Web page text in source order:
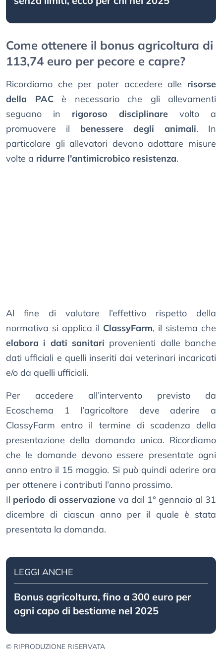
Come ottenere il bonus agricoltura di
113,74 euro per pecore e capre?
Ricordiamo che per poter accedere alle risorse
della PACè necessario che gli allevamenti
seguano in rigoroso disciplinare volto a
promuovere il benessere degli animali. In
particolare gli allevatori devono adottare misure
volte a ridurre l’antimicrobico resistenza.
Al fine di valutare l’effettivo rispetto della
normativa si applica il ClassyFarm, il sistema che
elabora i dati sanitari provenienti dalle banche
dati ufficiali e quelli inseriti dai veterinari incaricati
e/o da quelli ufficiali.
Per accedere all’intervento previsto da
Ecoschema 1 l’agricoltore deve aderire a
ClassyFarm entro il termine di scadenza della
presentazione della domanda unica. Ricordiamo
che le domande devono essere presentate ogni
anno entro il 15 maggio. Si può quindi aderire ora
per ottenere i contributi l’anno prossimo.
Il periodo di osservazione va dal 1° gennaio al 31
dicembre di ciascun anno per il quale è stata
presentata la domanda.
LEGGI ANCHE
Bonus agricoltura, fino a 300 euro per
ogni capo di bestiame nel 2025
© RIPRODUZIONE RISERVATA